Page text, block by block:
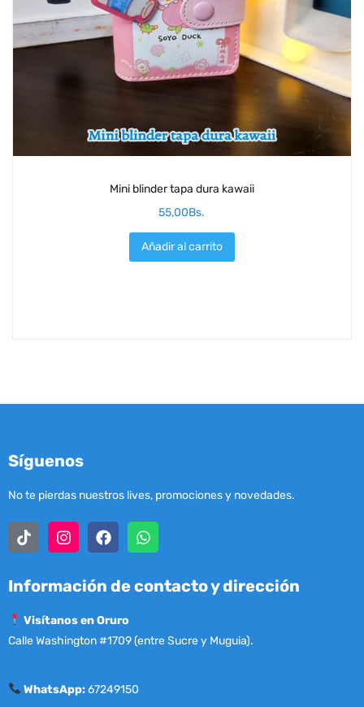
Mini blinder tapa dura kawaii
55,00Bs.
Añadir al carrito
Síguenos
No te pierdas nuestros lives, promociones y novedades.
Información de contacto y dirección
Visítanos en Oruro
Calle Washington #1709 (entre Sucre y Muguia).
WhatsApp:67249150